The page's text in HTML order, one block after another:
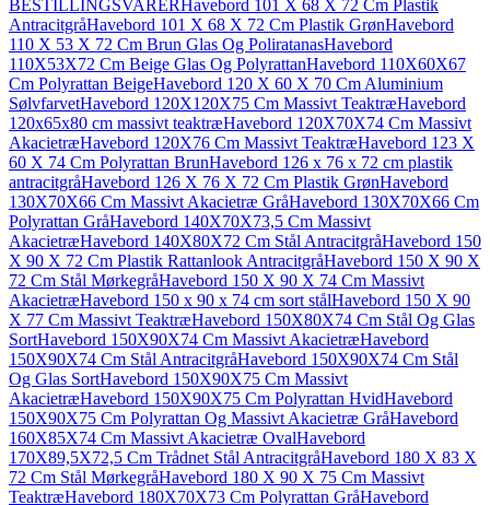
BESTILLINGSVARERHavebord 101 X 68 X 72 Cm Plastik
AntracitgråHavebord 101 X 68 X 72 Cm Plastik GrønHavebord
110 X 53 X 72 Cm Brun Glas Og PoliratanasHavebord
110X53X72 Cm Beige Glas Og PolyrattanHavebord 110X60X67
Cm Polyrattan BeigeHavebord 120 X 60 X 70 Cm Aluminium
SølvfarvetHavebord 120X120X75 Cm Massivt TeaktræHavebord
120x65x80 cm massivt teaktræHavebord 120X70X74 Cm Massivt
AkacietræHavebord 120X76 Cm Massivt TeaktræHavebord 123 X
60 X 74 Cm Polyrattan BrunHavebord 126 x 76 x 72 cm plastik
antracitgråHavebord 126 X 76 X 72 Cm Plastik GrønHavebord
130X70X66 Cm Massivt Akacietræ GråHavebord 130X70X66 Cm
Polyrattan GråHavebord 140X70X73,5 Cm Massivt
AkacietræHavebord 140X80X72 Cm Stål AntracitgråHavebord 150
X 90 X 72 Cm Plastik Rattanlook AntracitgråHavebord 150 X 90 X
72 Cm Stål MørkegråHavebord 150 X 90 X 74 Cm Massivt
AkacietræHavebord 150 x 90 x 74 cm sort stålHavebord 150 X 90
X 77 Cm Massivt TeaktræHavebord 150X80X74 Cm Stål Og Glas
SortHavebord 150X90X74 Cm Massivt AkacietræHavebord
150X90X74 Cm Stål AntracitgråHavebord 150X90X74 Cm Stål
Og Glas SortHavebord 150X90X75 Cm Massivt
AkacietræHavebord 150X90X75 Cm Polyrattan HvidHavebord
150X90X75 Cm Polyrattan Og Massivt Akacietræ GråHavebord
160X85X74 Cm Massivt Akacietræ OvalHavebord
170X89,5X72,5 Cm Trådnet Stål AntracitgråHavebord 180 X 83 X
72 Cm Stål MørkegråHavebord 180 X 90 X 75 Cm Massivt
TeaktræHavebord 180X70X73 Cm Polyrattan GråHavebord